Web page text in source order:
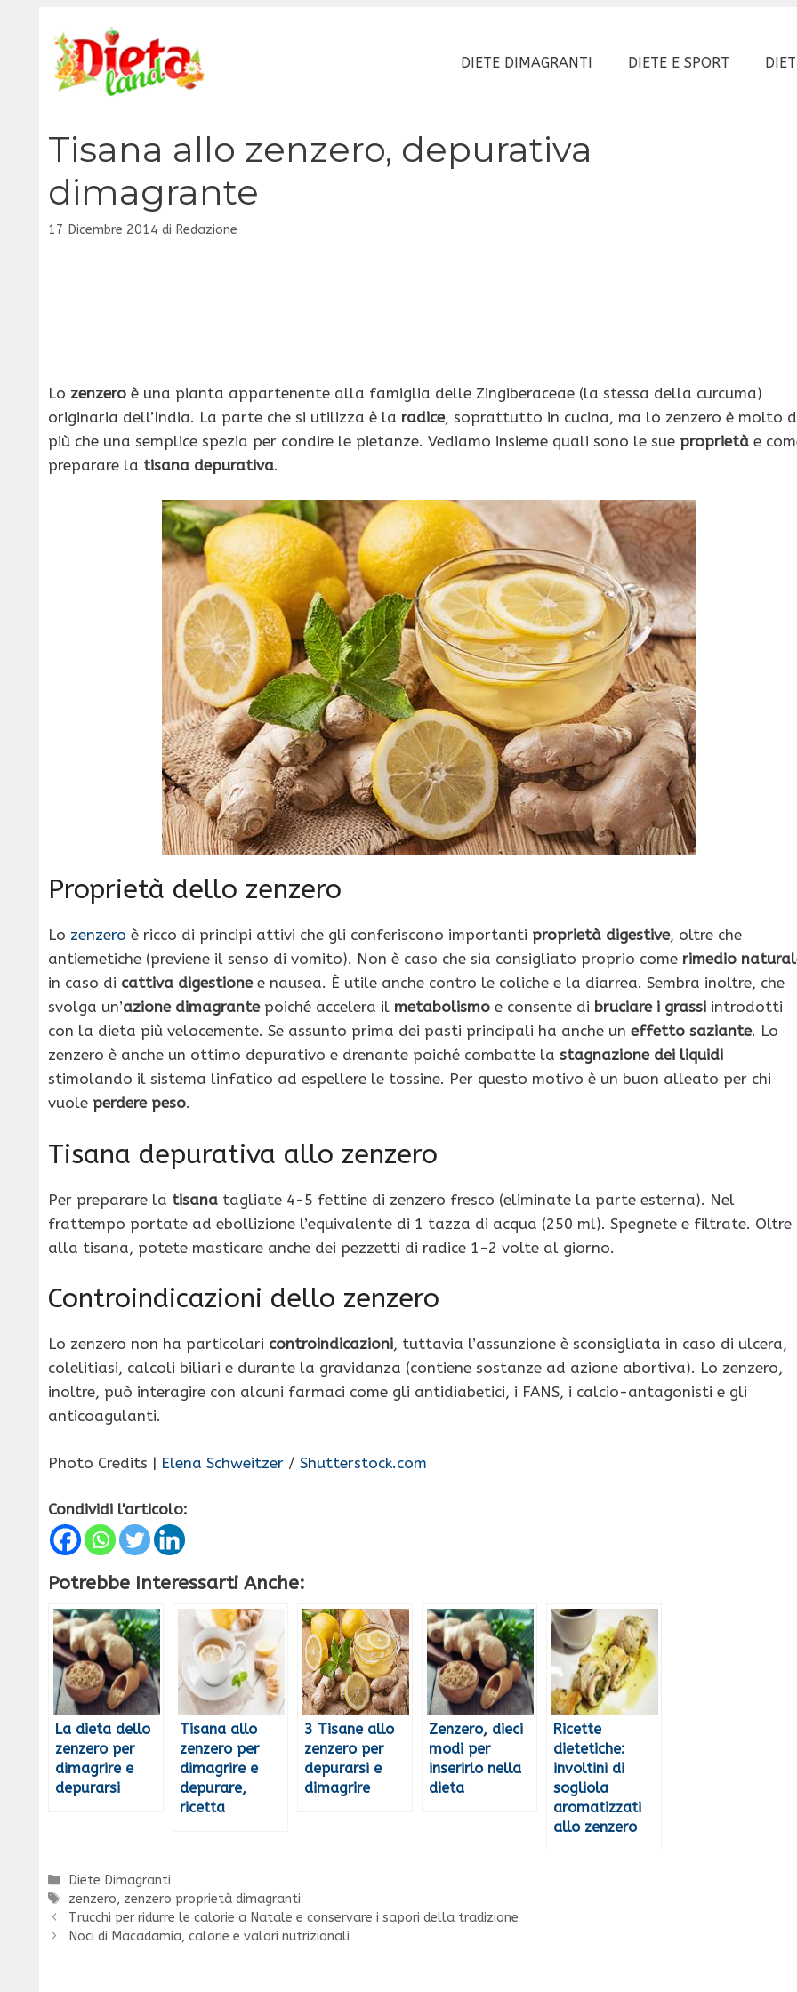
contenuto
DIETE DIMAGRANTI DIETE E SPORT
Tisana allo zenzero, depurativa
dimagrante
17 Dicembre 2014 di Redazione
Lo zenzero è una pianta appartenente alla famiglia delle Zingiberaceae (la stessa della curcuma)
originaria dell’India. La parte che si utilizza è la radice, soprattutto in cucina, ma lo zenzero è molto
più che una semplice spezia per condire le pietanze. Vediamo insieme quali sono le sue proprietà e
preparare la tisana depurativa.
Proprietà dello zenzero
Lo zenzero è ricco di principi attivi che gli conferiscono importanti proprietà digestive, oltre che
antiemetiche (previene il senso di vomito). Non è caso che sia consigliato proprio come rimedio
in caso di cattiva digestionee nausea. È utile anche contro le coliche e la diarrea. Sembra inoltre, che
svolga un’azione dimagrante poiché accelera il metabolismo e consente di bruciare i grassi introdotti
con la dieta più velocemente. Se assunto prima dei pasti principali ha anche un effetto saziante. Lo
zenzero è anche un ottimo depurativo e drenante poiché combatte la stagnazione dei liquidi
stimolando il sistema linfatico ad espellere le tossine. Per questo motivo è un buon alleato per chi
vuole perdere peso.
Tisana depurativa allo zenzero
Per preparare la tisana tagliate 4-5 fettine di zenzero fresco (eliminate la parte esterna). Nel
frattempo portate ad ebollizione l’equivalente di 1 tazza di acqua (250 ml). Spegnete e filtrate. Oltre
alla tisana, potete masticare anche dei pezzetti di radice 1-2 volte al giorno.
Controindicazioni dello zenzero
Lo zenzero non ha particolari controindicazioni, tuttavia l’assunzione è sconsigliata in caso di ulcera,
colelitiasi, calcoli biliari e durante la gravidanza (contiene sostanze ad azione abortiva). Lo zenzero,
inoltre, può interagire con alcuni farmaci come gli antidiabetici, i FANS, i calcio-antagonisti e gli
anticoagulanti.
Photo Credits | Elena Schweitzer / Shutterstock.com
Condividi l'articolo:
Potrebbe Interessarti Anche:
La dieta dello
zenzero per
dimagrire e
depurarsi
Tisana allo
zenzero per
dimagrire e
depurare,
ricetta
3 Tisane allo
zenzero per
depurarsi e
dimagrire
Zenzero, dieci
modi per
inserirlo nella
dieta
Ricette
dietetiche:
involtini di
sogliola
aromatizzati
allo zenzero
Categorie
Diete Dimagranti
Tag
zenzero, zenzero proprietà dimagranti
Trucchi per ridurre le calorie a Natale e conservare i sapori della tradizione
Noci di Macadamia, calorie e valori nutrizionali